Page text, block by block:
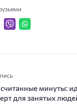
минуты:
для занятых